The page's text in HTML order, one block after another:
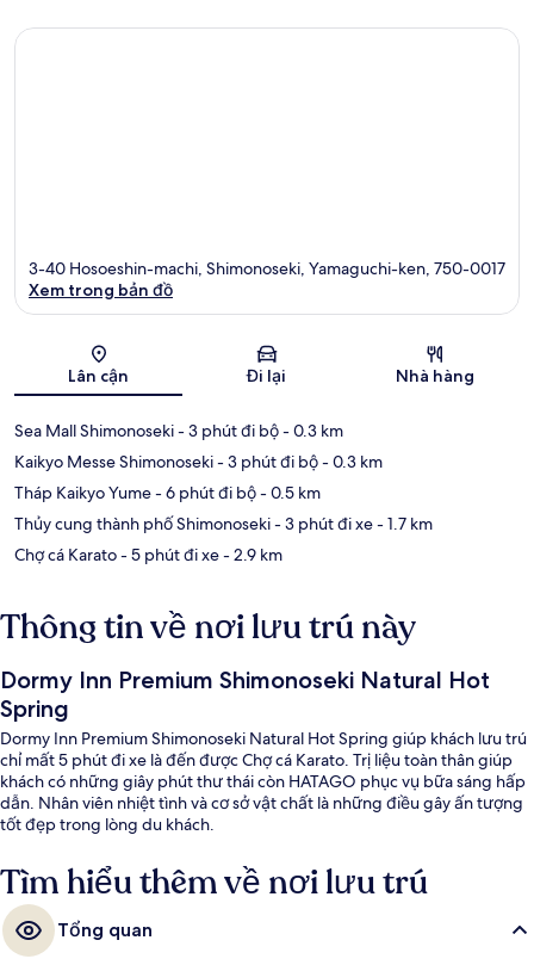
Bản đồ
3-40 Hosoeshin-machi, Shimonoseki, Yamaguchi-ken, 750-0017
Xem trong bản đồ
Lân cận Đi lại Nhà hàng
Sea Mall Shimonoseki- 3 phút đi bộ- 0.3 km
Kaikyo Messe Shimonoseki- 3 phút đi bộ- 0.3 km
Tháp Kaikyo Yume- 6 phút đi bộ- 0.5 km
Thủy cung thành phố Shimonoseki- 3 phút đi xe- 1.7 km
Chợ cá Karato- 5 phút đi xe- 2.9 km
Thông tin về nơi lưu trú này
Dormy Inn Premium Shimonoseki Natural Hot
Spring
Dormy Inn Premium Shimonoseki Natural Hot Spring giúp khách lưu trú
chỉ mất 5 phút đi xe là đến được Chợ cá Karato. Trị liệu toàn thân giúp
khách có những giây phút thư thái còn HATAGO phục vụ bữa sáng hấp
dẫn. Nhân viên nhiệt tình và cơ sở vật chất là những điều gây ấn tượng
tốt đẹp trong lòng du khách.
Tìm hiểu thêm về nơi lưu trú
Tổng quan